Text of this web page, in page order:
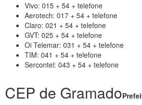
Vivo: 015 + 54 + telefone
Aerotech: 017 + 54 + telefone
Claro: 021 + 54 + telefone
GVT: 025 + 54 + telefone
Oi Telemar: 031 + 54 + telefone
TIM: 041 + 54 + telefone
Sercontel: 043 + 54 + telefone
CEP de Gramado